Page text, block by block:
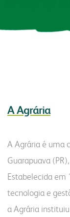
laboratório
relatório anual
esporte e lazer
produtos
receitas
do campo ao copo
biblioteca digital
vídeos
contatos comerciais
A Agrária
A Agrária é uma
Guarapuava
Estabelecida em
tecnologia e
a Agrária